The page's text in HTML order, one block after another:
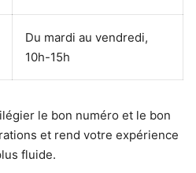
Du mardi au vendredi,
10h-15h
le bon numéro et le bon
et rend votre expérience
fluide.